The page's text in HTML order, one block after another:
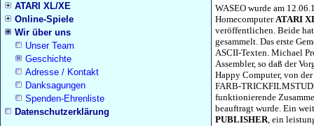
ATARI XL/XE
Online-Spiele
Wir über uns
Unser Team
Geschichte
Adresse / Kontakt
Danksagungen
Spenden-Ehrenliste
Datenschutzerklärung
WASEO wurde am
HomecomputerATARI
veröffentlichen. Beide
gesammelt. Das erste
ASCII-Texten. Michael
Assembler, so daß der
Happy Computer, von
FARB-
funktionierende
beauftragt wurde. Ein
PUBLISHER, ein